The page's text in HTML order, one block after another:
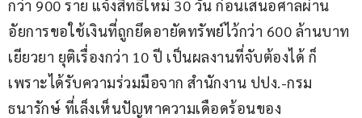
กว่า 900 ราย แจ้งสิทธิใหม่ 30 วัน ก่อนเสนอศาลผ่าน
อัยการขอใช้เงินที่ถูกยึดอายัดทรัพย์ไว้กว่า 600 ล้านบาท
เยียวยา ยุติเรื่องกว่า 10 ปี เป็นผลงานที่จับต้องได้ ก็
เพราะได้รับความร่วมมือจาก สำนักงาน ปปง.-กรม
ธนารักษ์ ที่เล็งเห็นปัญหาความเดือดร้อนของ